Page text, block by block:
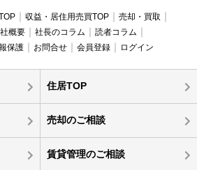
収益・居住用売買TOP
売却・買取
概要 社長のコラム
読者コラム
保護 お問合せ 会員登録 ログイン
住居TOP
売却のご相談
賃貸管理のご相談